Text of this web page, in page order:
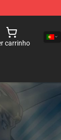
carrinho